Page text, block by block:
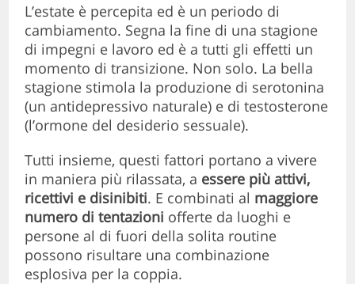
L’estate è percepita ed è un periodo di
cambiamento. Segna la fine di una stagione
di impegni e lavoro ed è a tutti gli effetti un
momento di transizione. Non solo. La bella
stagione stimola la produzione di serotonina
(un antidepressivo naturale) e di testosterone
(l’ormone del desiderio sessuale).
Tutti insieme, questi fattori portano a vivere
in maniera più rilassata, a essere più attivi,
ricettivi e disinibiti. E combinati al maggiore
numero di tentazioni offerte da luoghi e
persone al di fuori della solita routine
possono risultare una combinazione
esplosiva per la coppia.